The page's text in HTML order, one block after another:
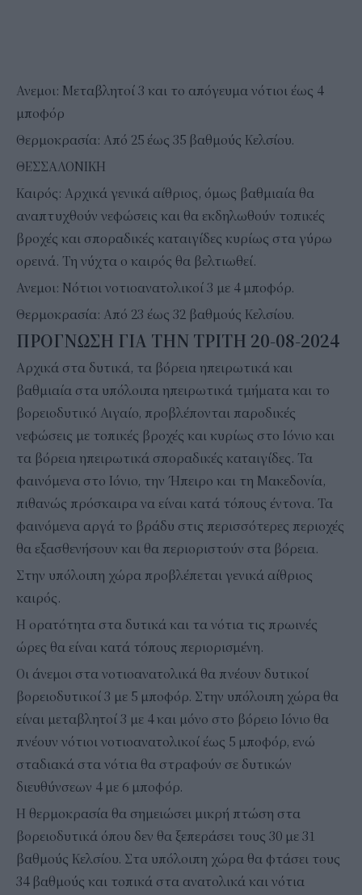
Ανεμοι: Μεταβλητοί 3 και το απόγευμα νότιοι έως 4
μποφόρ
Θερμοκρασία: Από 25 έως 35 βαθμούς Κελσίου.
ΘΕΣΣΑΛΟΝΙΚΗ
Καιρός: Αρχικά γενικά αίθριος, όμως βαθμιαία θα
αναπτυχθούν νεφώσεις και θα εκδηλωθούν τοπικές
βροχές και σποραδικές καταιγίδες κυρίως στα γύρω
ορεινά. Τη νύχτα ο καιρός θα βελτιωθεί.
Ανεμοι: Νότιοι νοτιοανατολικοί 3 με 4 μποφόρ.
Θερμοκρασία: Από 23 έως 32 βαθμούς Κελσίου.
ΠΡΟΓΝΩΣΗ ΓΙΑ ΤΗΝ ΤΡΙΤΗ 20-08-2024
Αρχικά στα δυτικά, τα βόρεια ηπειρωτικά και
βαθμιαία στα υπόλοιπα ηπειρωτικά τμήματα και το
βορειοδυτικό Αιγαίο, προβλέπονται παροδικές
νεφώσεις με τοπικές βροχές και κυρίως στο Ιόνιο και
τα βόρεια ηπειρωτικά σποραδικές καταιγίδες. Τα
φαινόμενα στο Ιόνιο, την Ήπειρο και τη Μακεδονία,
πιθανώς πρόσκαιρα να είναι κατά τόπους έντονα. Τα
φαινόμενα αργά το βράδυ στις περισσότερες περιοχές
θα εξασθενήσουν και θα περιοριστούν στα βόρεια.
Στην υπόλοιπη χώρα προβλέπεται γενικά αίθριος
καιρός.
Η ορατότητα στα δυτικά και τα νότια τις πρωινές
ώρες θα είναι κατά τόπους περιορισμένη.
Οι άνεμοι στα νοτιοανατολικά θα πνέουν δυτικοί
βορειοδυτικοί 3 με 5 μποφόρ. Στην υπόλοιπη χώρα θα
είναι μεταβλητοί 3 με 4 και μόνο στο βόρειο Ιόνιο θα
πνέουν νότιοι νοτιοανατολικοί έως 5 μποφόρ, ενώ
σταδιακά στα νότια θα στραφούν σε δυτικών
διευθύνσεων 4 με 6 μποφόρ.
Η θερμοκρασία θα σημειώσει μικρή πτώση στα
βορειοδυτικά όπου δεν θα ξεπεράσει τους 30 με 31
βαθμούς Κελσίου. Στα υπόλοιπη χώρα θα φτάσει τους
34 βαθμούς και τοπικά στα ανατολικά και νότια